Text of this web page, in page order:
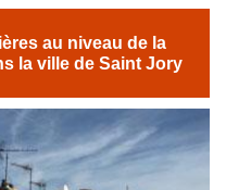
au niveau de la
la ville de Saint Jory